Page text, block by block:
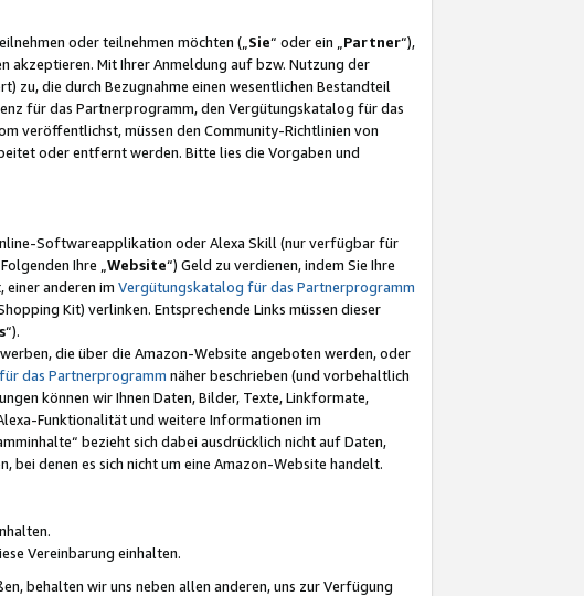
oder teilnehmen möchten („Sie“ oder ein „Partner“),
akzeptieren. Mit Ihrer Anmeldung auf bzw. Nutzung der
zu, die durch Bezugnahme einen wesentlichen Bestandteil
für das Partnerprogramm, den Vergütungskatalog für das
veröffentlichst, müssen den Community-Richtlinien von
oder entfernt werden. Bitte lies die Vorgaben und
Softwareapplikation oder Alexa Skill (nur verfügbar für
Ihre „ Website“) Geld zu verdienen, indem Sie Ihre
anderen im Vergütungskatalog für das Partnerprogramm
Kit) verlinken. Entsprechende Links müssen dieser
“).
die über die Amazon-Website angeboten werden, oder
das Partnerprogramm näher beschrieben (und vorbehaltlich
können wir Ihnen Daten, Bilder, Texte, Linkformate,
Funktionalität und weitere Informationen im
bezieht sich dabei ausdrücklich nicht auf Daten,
denen es sich nicht um eine Amazon-Website handelt.
Vereinbarung einhalten.
behalten wir uns neben allen anderen, uns zur Verfügung